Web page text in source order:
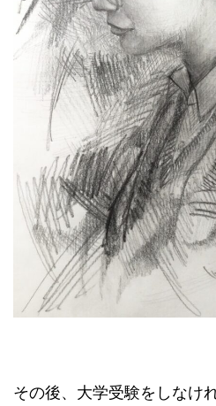
その後、大学受験をしなけ